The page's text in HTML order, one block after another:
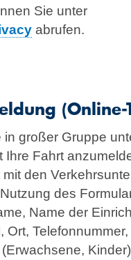
Sie unter
abrufen.
(Online-
großer Gruppe
Ihre Fahrt
den
des
Name der
Ort,